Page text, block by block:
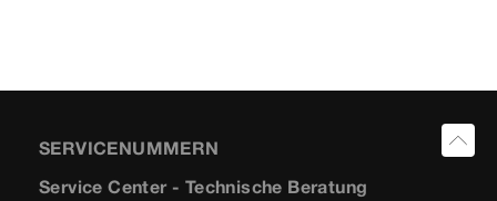
SERVICENUMMERN
Service Center - Technische Beratung